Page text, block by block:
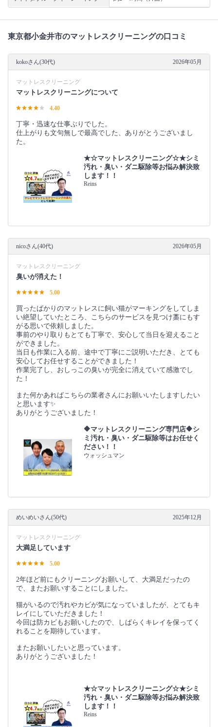
東京都小金井市のマットレスクリーニングの口コミ
kokoさん(30代) 2026年05月
マットレスクリーニング
マットレスクリーニングについて
4.40
丁寧・迅速な仕事ぶりでした。
仕上がりも文句無しで最高でした、ありがとうございまし
た。
★☆マットレスクリーニング☆★シミ
汚れ・臭い・ダニ駆除等お悩み解決致
します！！
Reins
nicoさん(40代) 2026年05月
マットレスクリーニング
臭いが消えた！
5.00
買ったばかりのマットレスに飼い猫がマーキングをしてしま
い絶望していたところ、こちらのサービスを見つけ藁にもす
がる思いで依頼しました。
事前のやり取りもとても丁寧で、安心して当日を迎えること
ができました。
当日も作業に入る前、途中で丁寧にご説明いただき、とても
安心してお任せすることができました！
作業完了し、おしっこの臭いが完全に消えていて感激でし
た！
また何かあればこちらの業者さんにお願いいたしますしたい
と思います✨️
ありがとうございました！
🔶マットレスクリーニング専門店🔶シ
ミ汚れ・臭い・ダニ駆除等はお任せく
ださい！！
ウォッシュマン
めいめいさん(50代) 2025年12月
マットレスクリーニング
大満足しています
5.00
2年ほど前にもクリーニングお願いして、大満足だったの
で、またお願いすることにしました。
猫がいるので汚れやカビが気になっていましたが、とてもキ
レイにしていただきました！
今回は防カビもお願いしたので、しばらくキレイを保ってく
れることを期待しています。
またお願いしたいと思っています。
ありがとうございました！
★☆マットレスクリーニング☆★シミ
汚れ・臭い・ダニ駆除等お悩み解決致
します！！
Reins